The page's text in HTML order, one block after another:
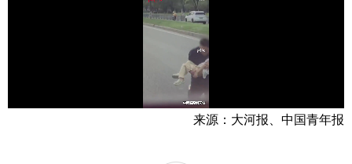
来源：大河报、中国青年报